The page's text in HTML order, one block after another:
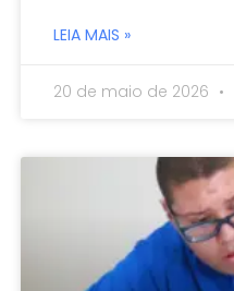
LEIA MAIS »
20 de maio de 2026